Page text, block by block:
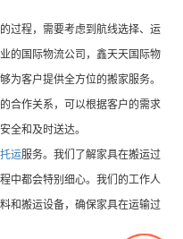
过程，需要考虑到航线选择、运
的国际物流公司，鑫天天国际物
为客户提供全方位的搬家服务。
合作关系，可以根据客户的需求
全和及时送达。
运服务。我们了解家具在搬运过
中都会特别细心。我们的工作人
和搬运设备，确保家具在运输过